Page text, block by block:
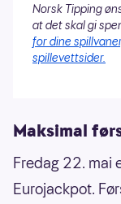
Norsk Tipping
at det skal gi
for dine
spillevettsider.
Maksimal
Fredag 22. mai
Eurojackpot.